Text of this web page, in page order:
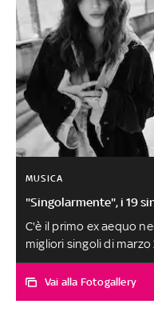
MUSICA
"Singolarmente", i 19
C'è il primo ex aequo
migliori singoli di marzo
'Un Giro di Troppo', un
e melinconiche che
Vai alla Fotogallery